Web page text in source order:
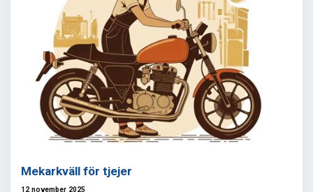
Mekarkväll för tjejer
12 november 2025